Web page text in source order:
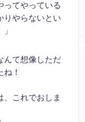
ってやっている
りやらないとい
んて想像しただ
！
、これでおしま